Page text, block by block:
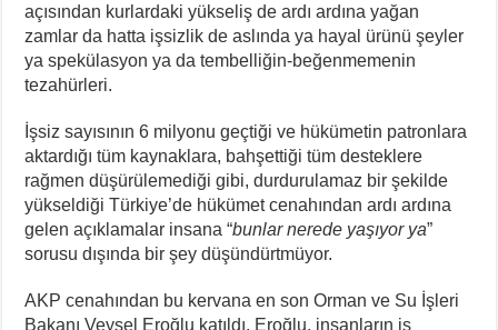
açısından kurlardaki yükseliş de ardı ardına yağan
zamlar da hatta işsizlik de aslında ya hayal ürünü şeyler
ya spekülasyon ya da tembelliğin-beğenmemenin
tezahürleri.
İşsiz sayısının 6 milyonu geçtiği ve hükümetin patronlara
aktardığı tüm kaynaklara, bahşettiği tüm desteklere
rağmen düşürülemediği gibi, durdurulamaz bir şekilde
yükseldiği Türkiye’de hükümet cenahından ardı ardına
gelen açıklamalar insana “bunlar nerede yaşıyor ya”
sorusu dışında bir şey düşündürtmüyor.
AKP cenahından bu kervana en son Orman ve Su İşleri
Bakanı Veysel Eroğlu katıldı. Eroğlu, insanların iş